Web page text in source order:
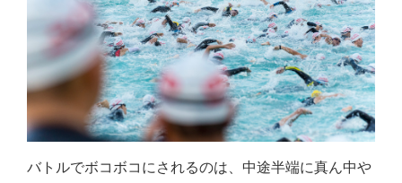
バトルでボコボコにされるのは、中途半端に真ん中や